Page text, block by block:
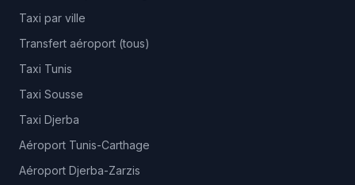
Taxi par ville
Transfert aéroport (tous)
Taxi Tunis
Taxi Sousse
Taxi Djerba
Aéroport Tunis-Carthage
Aéroport Djerba-Zarzis